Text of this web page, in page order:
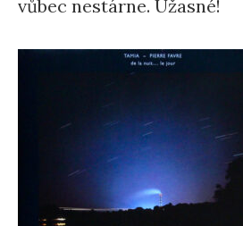
vůbec nestárne. Úžasné!